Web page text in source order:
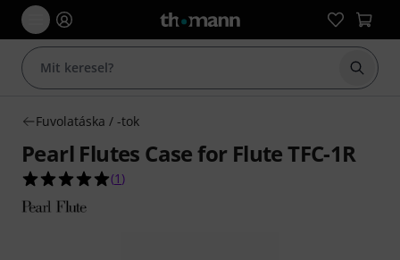
Fuvolatáska / -tok
Pearl Flutes Case for Flute TFC-1R
5.0/5 csillag, összesen 1 értékelés alapján
(1 )